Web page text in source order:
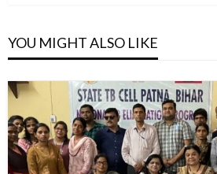
YOU MIGHT ALSO LIKE